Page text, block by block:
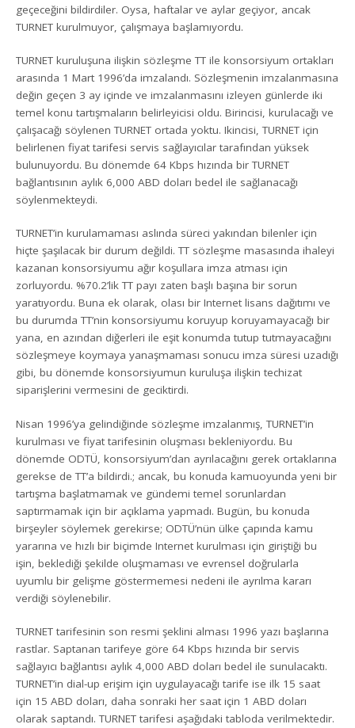
geçeceğini bildirdiler. Oysa, haftalar ve aylar geçiyor, ancak
TURNET kurulmuyor, çalışmaya başlamıyordu.
TURNET kuruluşuna ilişkin sözleşme TT ile konsorsiyum ortakları
arasında 1 Mart 1996’da imzalandı. Sözleşmenin imzalanmasına
değin geçen 3 ay içinde ve imzalanmasını izleyen günlerde iki
temel konu tartışmaların belirleyicisi oldu. Birincisi, kurulacağı ve
çalışacağı söylenen TURNET ortada yoktu. Ikincisi, TURNET için
belirlenen fiyat tarifesi servis sağlayıcılar tarafından yüksek
bulunuyordu. Bu dönemde 64 Kbps hızında bir TURNET
bağlantısının aylık 6,000 ABD doları bedel ile sağlanacağı
söylenmekteydi.
TURNET’in kurulamaması aslında süreci yakından bilenler için
hiçte şaşılacak bir durum değildi. TT sözleşme masasında ihaleyi
kazanan konsorsiyumu ağır koşullara imza atması için
zorluyordu. %70.2’lik TT payı zaten başlı başına bir sorun
yaratıyordu. Buna ek olarak, olası bir Internet lisans dağıtımı ve
bu durumda TT’nin konsorsiyumu koruyup koruyamayacağı bir
yana, en azından diğerleri ile eşit konumda tutup tutmayacağını
sözleşmeye koymaya yanaşmaması sonucu imza süresi uzadığı
gibi, bu dönemde konsorsiyumun kuruluşa ilişkin techizat
siparişlerini vermesini de geciktirdi.
Nisan 1996’ya gelindiğinde sözleşme imzalanmış, TURNET’in
kurulması ve fiyat tarifesinin oluşması bekleniyordu. Bu
dönemde ODTÜ, konsorsiyum’dan ayrılacağını gerek ortaklarına
gerekse de TT’a bildirdi.; ancak, bu konuda kamuoyunda yeni bir
tartışma başlatmamak ve gündemi temel sorunlardan
saptırmamak için bir açıklama yapmadı. Bugün, bu konuda
birşeyler söylemek gerekirse; ODTÜ’nün ülke çapında kamu
yararına ve hızlı bir biçimde Internet kurulması için giriştiği bu
işin, beklediği şekilde oluşmaması ve evrensel doğrularla
uyumlu bir gelişme göstermemesi nedeni ile ayrılma kararı
verdiği söylenebilir.
TURNET tarifesinin son resmi şeklini alması 1996 yazı başlarına
rastlar. Saptanan tarifeye göre 64 Kbps hızında bir servis
sağlayıcı bağlantısı aylık 4,000 ABD doları bedel ile sunulacaktı.
TURNET’in dial-up erişim için uygulayacağı tarife ise ilk 15 saat
için 15 ABD doları, daha sonraki her saat için 1 ABD doları
olarak saptandı. TURNET tarifesi aşağıdaki tabloda verilmektedir.